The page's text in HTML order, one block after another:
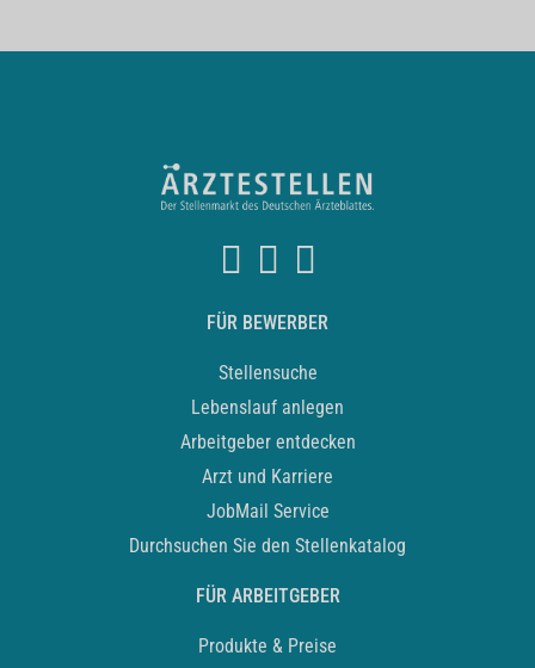
FÜR BEWERBER
Stellensuche
Lebenslauf anlegen
Arbeitgeber entdecken
Arzt und Karriere
JobMail Service
Durchsuchen Sie den Stellenkatalog
FÜR ARBEITGEBER
Produkte & Preise